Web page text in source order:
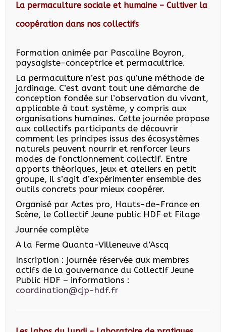
La permaculture sociale et humaine – Cultiver la
coopération dans nos collectifs
Formation animée par Pascaline Boyron,
paysagiste-conceptrice et permacultrice.
La permaculture n’est pas qu’une méthode de
jardinage. C’est avant tout une démarche de
conception fondée sur l’observation du vivant,
applicable à tout système, y compris aux
organisations humaines. Cette journée propose
aux collectifs participants de découvrir
comment les principes issus des écosystèmes
naturels peuvent nourrir et renforcer leurs
modes de fonctionnement collectif. Entre
apports théoriques, jeux et ateliers en petit
groupe, il s’agit d’expérimenter ensemble des
outils concrets pour mieux coopérer.
Organisé par Actes pro, Hauts-de-France en
Scène, le Collectif Jeune public HDF et Filage
Journée complète
A la Ferme Quanta-Villeneuve d’Ascq
Inscription : journée réservée aux membres
actifs de la gouvernance du Collectif Jeune
Public HDF – informations :
coordination@cjp-hdf.fr